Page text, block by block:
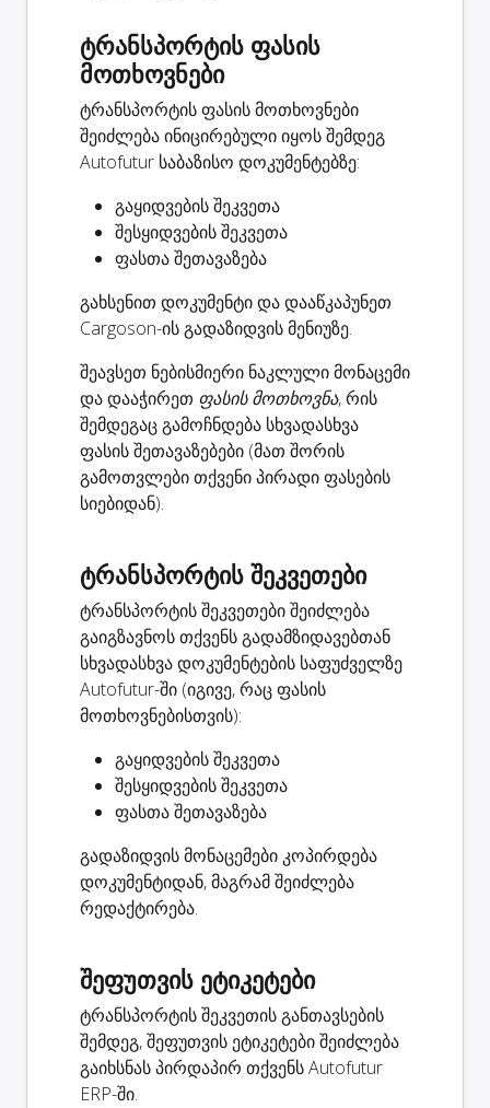
ტრანსპორტის ფასის
მოთხოვნები
ტრანსპორტის ფასის მოთხოვნები
შეიძლება ინიცირებული იყოს შემდეგ
Autofutur საბაზისო დოკუმენტებზე:
გაყიდვების შეკვეთა
შესყიდვების შეკვეთა
ფასთა შეთავაზება
გახსენით დოკუმენტი და დააწკაპუნეთ
Cargoson-ის გადაზიდვის მენიუზე.
შეავსეთ ნებისმიერი ნაკლული მონაცემი
და დააჭირეთ ფასის მოთხოვნა, რის
შემდეგაც გამოჩნდება სხვადასხვა
ფასის შეთავაზებები (მათ შორის
გამოთვლები თქვენი პირადი ფასების
სიებიდან).
ტრანსპორტის შეკვეთები
ტრანსპორტის შეკვეთები შეიძლება
გაიგზავნოს თქვენს გადამზიდავებთან
სხვადასხვა დოკუმენტების საფუძველზე
Autofutur-ში (იგივე, რაც ფასის
მოთხოვნებისთვის):
გაყიდვების შეკვეთა
შესყიდვების შეკვეთა
ფასთა შეთავაზება
გადაზიდვის მონაცემები კოპირდება
დოკუმენტიდან, მაგრამ შეიძლება
რედაქტირება.
შეფუთვის ეტიკეტები
ტრანსპორტის შეკვეთის განთავსების
შემდეგ, შეფუთვის ეტიკეტები შეიძლება
გაიხსნას პირდაპირ თქვენს Autofutur
ERP-ში.